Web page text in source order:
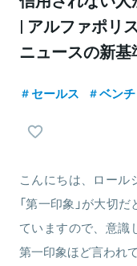
| アルファポリ
ニュースの新基
セールス ベン
こんにちは、ロール
「第一印象」が大切
ていますので、意識
第一印象ほど言わ